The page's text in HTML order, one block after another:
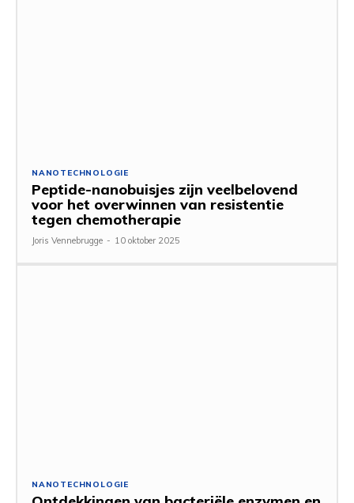
NANOTECHNOLOGIE
Peptide-nanobuisjes zijn veelbelovend
voor het overwinnen van resistentie
tegen chemotherapie
Joris Vennebrugge - 10 oktober 2025
NANOTECHNOLOGIE